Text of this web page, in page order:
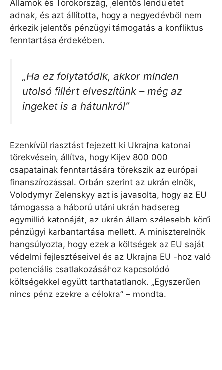
Államok és Törökország, jelentős lendületet
adnak, és azt állította, hogy a negyedévből nem
érkezik jelentős pénzügyi támogatás a konfliktus
fenntartása érdekében.
„Ha ez folytatódik, akkor minden
utolsó fillért elveszítünk – még az
ingeket is a hátunkról”
Ezenkívül riasztást fejezett ki Ukrajna katonai
törekvésein, állítva, hogy Kijev 800 000
csapatainak fenntartására törekszik az európai
finanszírozással. Orbán szerint az ukrán elnök,
Volodymyr Zelenskyy azt is javasolta, hogy az EU
támogassa a háború utáni ukrán hadsereg
egymillió katonáját, az ukrán állam szélesebb körű
pénzügyi karbantartása mellett. A miniszterelnök
hangsúlyozta, hogy ezek a költségek az EU saját
védelmi fejlesztéseivel és az Ukrajna EU -hoz való
potenciális csatlakozásához kapcsolódó
költségekkel együtt tarthatatlanok. „Egyszerűen
nincs pénz ezekre a célokra” – mondta.